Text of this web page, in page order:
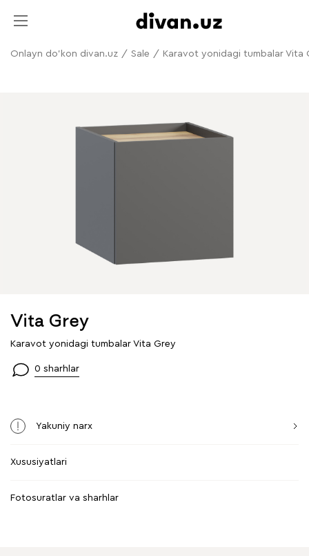
Onlayn do'kon divan.uz / Sale / Karavot yonidagi tumbalar Vita
Vita Grey
Karavot yonidagi tumbalar Vita Grey
0 sharhlar
Yakuniy narx
Xususiyatlari
Fotosuratlar va sharhlar